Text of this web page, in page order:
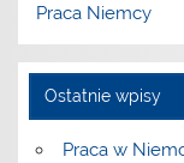
Praca Niemcy
Ostatnie wpisy
Praca w